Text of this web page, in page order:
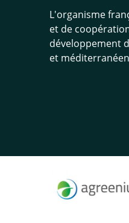
L'organisme
et de
développement
et